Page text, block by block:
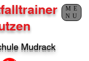
Mudrack
ME
NU